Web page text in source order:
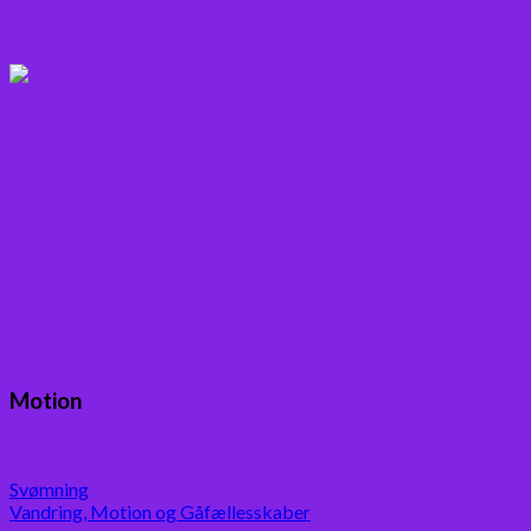
Motion
Svømning
Vandring, Motion og Gåfællesskaber